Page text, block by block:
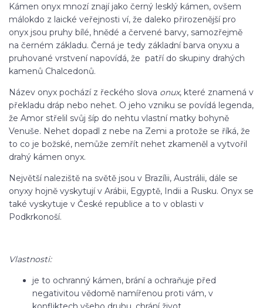
Kámen onyx mnozí znají jako černý lesklý kámen, ovšem
málokdo z laické veřejnosti ví, že daleko přirozenější pro
onyx jsou pruhy bílé, hnědé a červené barvy, samozřejmě
na černém základu. Černá je tedy základní barva onyxu a
pruhované vrstvení napovídá, že patří do skupiny drahých
kamenů Chalcedonů.
Název onyx pochází z řeckého slova onux, které znamená v
překladu dráp nebo nehet. O jeho vzniku se povídá legenda,
že Amor střelil svůj šíp do nehtu vlastní matky bohyně
Venuše. Nehet dopadl z nebe na Zemi a protože se říká, že
to co je božské, nemůže zemřít nehet zkameněl a vytvořil
drahý kámen onyx.
Největší naleziště na světě jsou v Brazílii, Austrálii, dále se
onyxy hojně vyskytují v Arábii, Egyptě, Indii a Rusku. Onyx se
také vyskytuje v České republice a to v oblasti v
Podkrkonoší.
Vlastnosti:
je to ochranný kámen, brání a ochraňuje před
negativitou vědomě namířenou proti vám, v